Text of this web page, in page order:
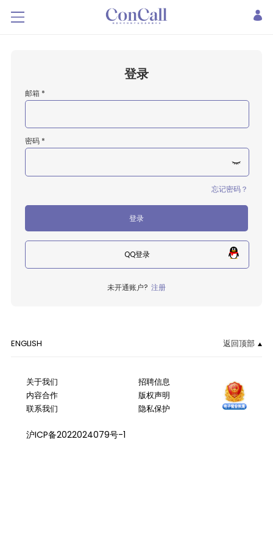
登录
邮箱 *
密码 *
忘记密码？
登录
QQ登录
未开通账户? 注册
ENGLISH 返回顶部
关于我们
内容合作
联系我们
招聘信息
版权声明
隐私保护
沪ICP备2022024079号-1